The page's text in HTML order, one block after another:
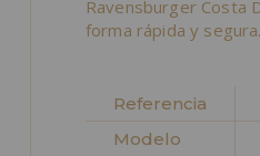
Ravensburger Costa
forma rápida y segura.
Referencia
Modelo